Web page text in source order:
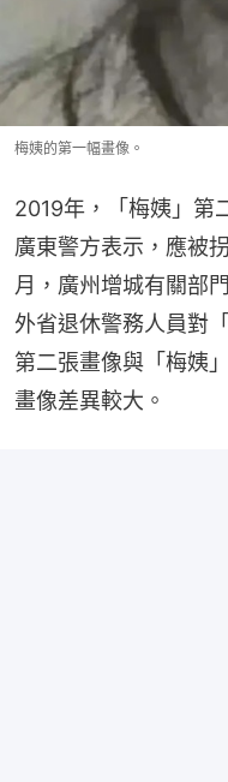
梅姨的第一幅畫像。
2019年，「梅姨」第
廣東警方表示，應被
月，廣州增城有關部
外省退休警務人員對
第二張畫像與「梅姨
畫像差異較大。